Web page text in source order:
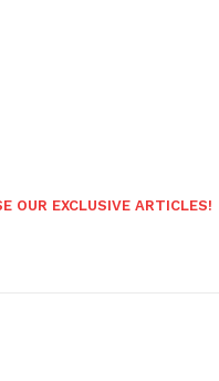
OUR EXCLUSIVE ARTICLES!